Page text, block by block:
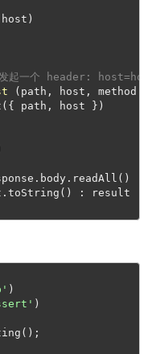
一个 header:
( path, host, method
path, host })
: result
)